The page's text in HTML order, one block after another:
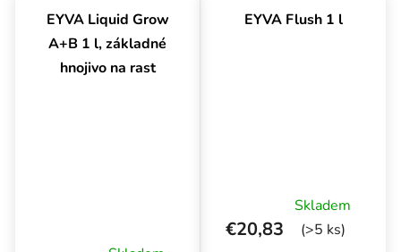
vhodný pre
automatizované
EYVA Liquid Grow
A+B 1 l, základné
hnojivo na rast
EYVA Flush 1 l
Skladem
(>5 ks)
€20,83